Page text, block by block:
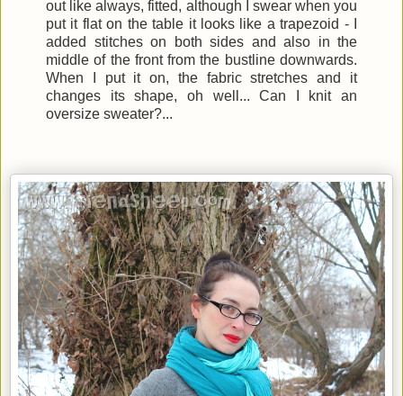
out like always, fitted, although I swear when you
put it flat on the table it looks like a trapezoid - I
added stitches on both sides and also in the
middle of the front from the bustline downwards.
When I put it on, the fabric stretches and it
changes its shape, oh well... Can I knit an
oversize sweater?...